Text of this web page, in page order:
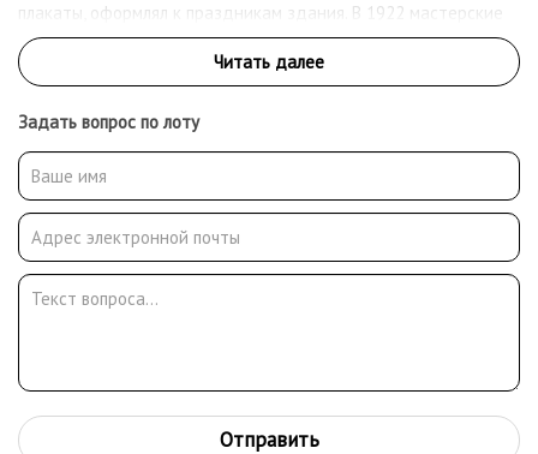
плакаты, оформлял к праздникам здания. В 1922 мастерские
были преобразованы в Художественный техникум, где
педагогами были В.А.Оболенский и А.В.Каплун. В 1924 поступил
на графический факультет московского ВХУТЕМАСа, где
учился у Н.Н.Купреянова, Л.Н.Бруни и В.А.Фаворского. С 1927
начал участвовать в художественных выставках. В 1930-е
работал преимущественно в журнальной иллюстрации,
продолжая при этом заниматься станковым рисунком.
Принимал участие в оформлении заводов к октябрьским и
майским праздникам, в оформлении Москвы к пуску метро.
Работал в издательствах «Правда», «Молодая гвардия»,
«Детиздат», «Крестьянская газета». В фондах Картинной
галереи Красноармейска хранится 75 произведений В.
Задать вопрос по лоту
Отправить